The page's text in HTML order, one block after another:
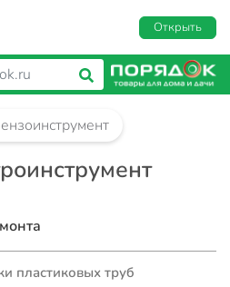
Открыть
пластиковых труб